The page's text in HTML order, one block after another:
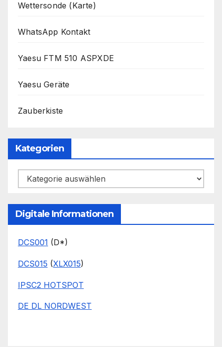
Wettersonde (Karte)
WhatsApp Kontakt
Yaesu FTM 510 ASPXDE
Yaesu Geräte
Zauberkiste
Kategorien
Kategorien
Digitale Informationen
DCS001 (D*)
DCS015 (XLX015)
IPSC2 HOTSPOT
DE DL NORDWEST